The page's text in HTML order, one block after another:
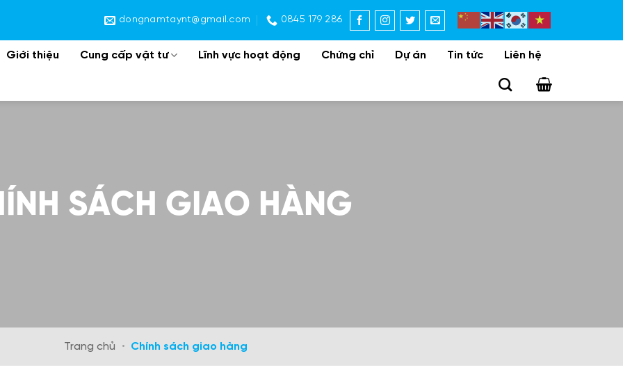
dongnamtaynt@gmail.com 0845 179 286
Giới thiệu Cung cấp vật tư Lĩnh vực hoạt động Chứng chỉ Dự án Tin tức Liên hệ
SÁCH GIAO HÀNG
Trang chủ • Chính sách giao hàng